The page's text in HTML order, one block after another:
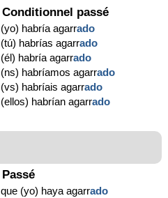
Conditionnel passé
(yo) habría agarrado
(tú) habrías agarrado
(él) habría agarrado
(ns) habríamos agarrado
(vs) habríais agarrado
(ellos) habrían agarrado
Passé
que (yo) haya agarrado